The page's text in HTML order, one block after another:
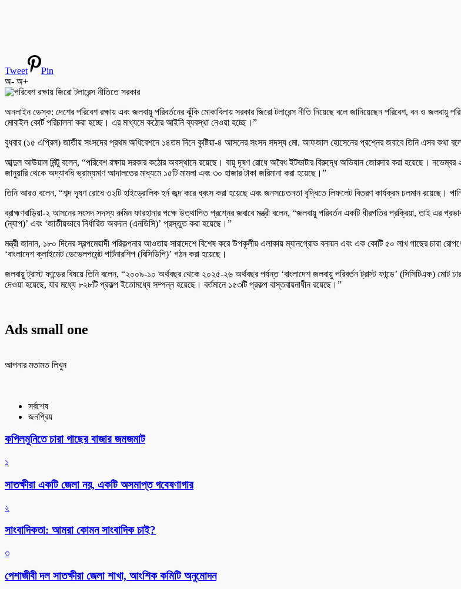
Tweet
Pin
অ- অ+
অনলাইন ডেস্ক: দেশের পরিবেশ রক্ষায় এবং জলবায়ু পরিবর্তনের ঝুঁকি মোকাবিলায় সরকার জিরো টলারেন্স নীতি নিয়েছে বলে জানিয়েছেন পরিবেশ, বন ও জলবায়ু
মোবাইল কোর্ট পরিচালনা করা হচ্ছে। এর মাধ্যমে কঠোর আইনি ব্যবস্থা নেওয়া হচ্ছে।”
বুধবার (১৫ এপ্রিল) জাতীয় সংসদের প্রথম অধিবেশনে ১৪তম দিনে কুষ্টিয়া-৪ আসনের সংসদ সদস্য মো. আফজাল হোসেনের প্রশ্নের জবাবে তিনি এসব কথা
আব্দুল আউয়াল মিন্টু বলেন, “পরিবেশ রক্ষায় সরকার কঠোর অবস্থানে রয়েছে। বায়ু দূষণ রোধে অবৈধ ইটভাটার বিরুদ্ধে অভিযান জোরদার করা হয়েছে।
জানুয়ারি থেকে অদ্যাবধি ভ্রাম্যমাণ আদালতের মাধ্যমে ১৫টি মামলা এবং ৩০ হাজার টাকা জরিমানা করা হয়েছে।”
তিনি আরও বলেন, “শব্দ দূষণ রোধে ৩২টি হাইড্রোলিক হর্ন জব্দ করে ধ্বংস করা হয়েছে এবং জনসচেতনতা বৃদ্ধিতে লিফলেট বিতরণ কার্যক্রম চলমান রয়েছে।
ব্রাহ্মণবাড়িয়া-২ আসনের সংসদ সদস্য রুমিন ফারহানার পক্ষে উত্থাপিত প্রশ্নের জবাবে মন্ত্রী বলেন, “জলবায়ু পরিবর্তন একটি ধীরগতির প্রক্রিয়া, তাই এর
(ন্যাপ)’ এবং ‘জাতীয়ভাবে নির্ধারিত অবদান (এনডিসি)’ প্রস্তুত করা হয়েছে।”
মন্ত্রী জানান, ১৮০ দিনের স্বল্পমেয়াদী পরিকল্পনার আওতায় সারাদেশে বিশেষ করে উপকূলীয় এলাকায় ম্যানগ্রোভ বনায়ন এবং এক কোটি ৫০ লাখ গাছের চারা
‘বাংলাদেশ ক্লাইমেট ডেভেলপমেন্ট পার্টনারশিপ (বিসিডিপি)’ গঠন করা হয়েছে।
জলবায়ু ট্রাস্ট ফান্ডের বিষয়ে তিনি বলেন, “২০০৯-১০ অর্থবছর থেকে ২০২৫-২৬ অর্থবছর পর্যন্ত ‘বাংলাদেশ জলবায়ু পরিবর্তন ট্রাস্ট ফান্ডে’ (সিসিটিএফ) মোট
দেওয়া হয়েছে, যার মধ্যে ৮২৮টি প্রকল্প ইতোমধ্যে সম্পন্ন হয়েছে। বর্তমানে ১৫৩টি প্রকল্প বাস্তবায়নাধীন রয়েছে।”
Ads small one
আপনার মতামত লিখুন
সর্বশেষ
জনপ্রিয়
কপিলমুনিতে চারা গাছের বাজার জমজমাট
১
সাতক্ষীরা একটি জেলা নয়, একটি অসমাপ্ত গবেষণাগার
২
সাংবাদিকতা: আমরা কোমন সাংবাদিক চাই?
৩
পেশাজীবী দল সাতক্ষীরা জেলা শাখা, আংশিক কমিটি অনুমোদন